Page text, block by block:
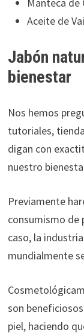
Aceite de
Jabón
bienestar
Nos hemos
tutoriales,
digan con
nuestro
Previamente
consumismo de
caso, la
mundialmente
son
piel, haciendo